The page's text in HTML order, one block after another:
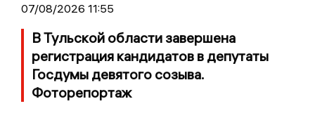
07/08/2026 11:55
В Тульской области завершена
регистрация кандидатов в депутаты
Госдумы девятого созыва.
Фоторепортаж